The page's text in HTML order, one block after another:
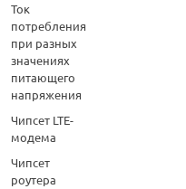
Ток
потребления
при разных
значениях
питающего
напряжения
Чипсет LTE-
модема
Чипсет
роутера